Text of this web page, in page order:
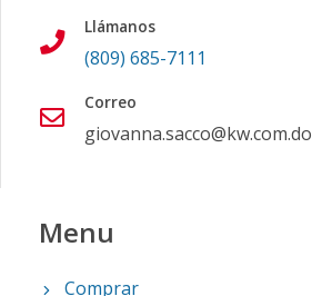
Llámanos
(809) 685-7111
Correo
giovanna.sacco@kw.com.do
Menu
Comprar